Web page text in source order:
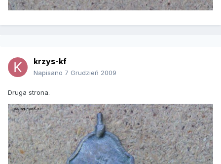
krzys-kf
Napisano 7 Grudzień 2009
Druga strona.